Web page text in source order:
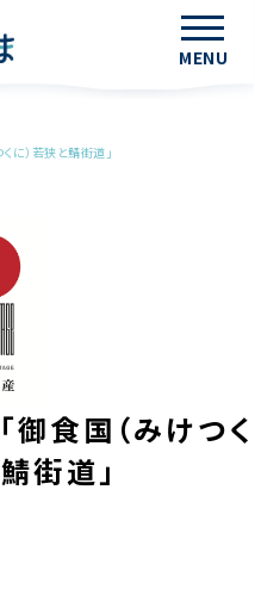
MENU
に）若狭と鯖街道」
御食国（みけつく
街道」